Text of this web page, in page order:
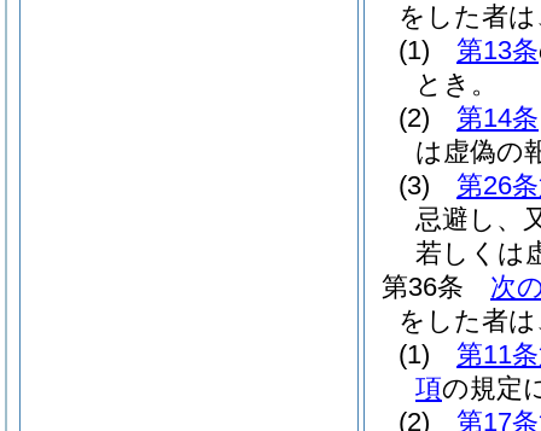
をした者
(1)
第13条
とき。
(2)
第14条
は虚偽の
(3)
第26
忌避し、
若しくは
第36条
次
をした者
(1)
第11
項の規定
(2)
第17